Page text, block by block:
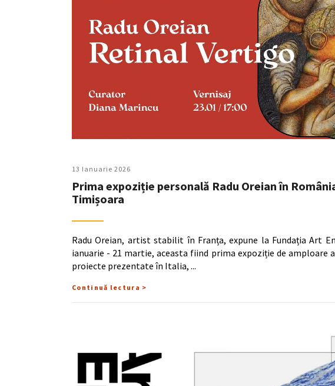
13 Ianuarie 2026
Prima expoziție personală Radu Oreian în
Timișoara
Radu Oreian, artist stabilit în Franța, expune la Fundația Art
ianuarie - 21 martie, aceasta fiind prima expoziție de amploare
proiecte prezentate în Italia,
Continuă lectura >